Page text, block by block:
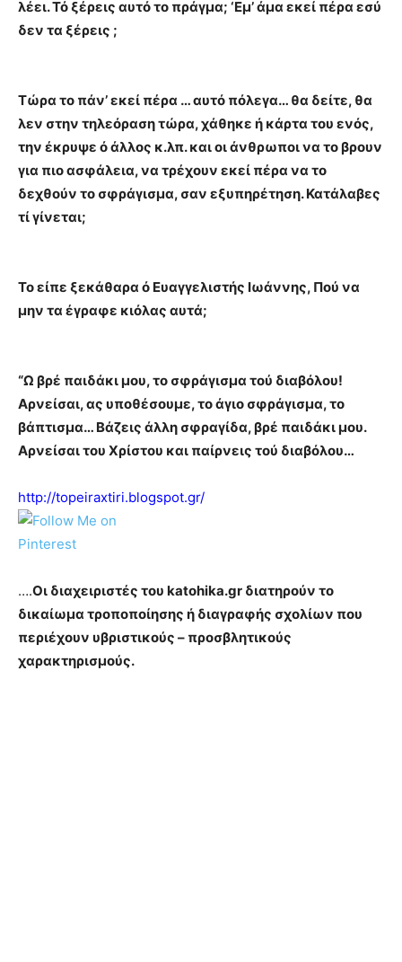
λέει. Τό ξέρεις αυτό το πράγμα; ‘Εμ’ άμα εκεί πέρα εσύ
δεν τα ξέρεις ;
Τώρα το πάν’ εκεί πέρα … αυτό πόλεγα… θα δείτε, θα
λεν στην τηλεόραση τώρα, χάθηκε ή κάρτα του ενός,
την έκρυψε ό άλλος κ.λπ. και οι άνθρωποι να το βρουν
για πιο ασφάλεια, να τρέχουν εκεί πέρα να το
δεχθούν το σφράγισμα, σαν εξυπηρέτηση. Κατάλαβες
τί γίνεται;
Το είπε ξεκάθαρα ό Ευαγγελιστής Ιωάννης, Πού να
μην τα έγραφε κιόλας αυτά;
“Ω βρέ παιδάκι μου, το σφράγισμα τού διαβόλου!
Αρνείσαι, ας υποθέσουμε, το άγιο σφράγισμα, το
βάπτισμα… Βάζεις άλλη σφραγίδα, βρέ παιδάκι μου.
Αρνείσαι του Χρίστου και παίρνεις τού διαβόλου…
http://topeiraxtiri.blogspot.gr/
….Οι διαχειριστές του katohika.gr διατηρούν το
δικαίωμα τροποποίησης ή διαγραφής σχολίων που
περιέχουν υβριστικούς – προσβλητικούς
χαρακτηρισμούς.